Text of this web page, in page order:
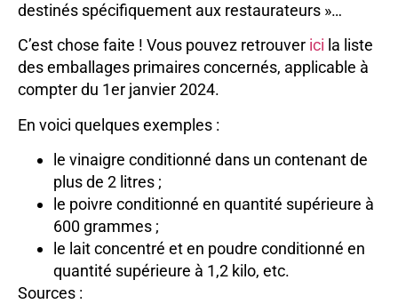
destinés spécifiquement aux restaurateurs »…
C’est chose faite ! Vous pouvez retrouver ici la liste
des emballages primaires concernés, applicable à
compter du 1er janvier 2024.
En voici quelques exemples :
le vinaigre conditionné dans un contenant de
plus de 2 litres ;
le poivre conditionné en quantité supérieure à
600 grammes ;
le lait concentré et en poudre conditionné en
quantité supérieure à 1,2 kilo, etc.
Sources :